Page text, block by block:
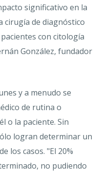
significativo en la
cirugía de diagnóstico
con citología
González, fundador
y a menudo se
de rutina o
o la paciente. Sin
logran determinar un
los casos. "El 20%
no pudiendo